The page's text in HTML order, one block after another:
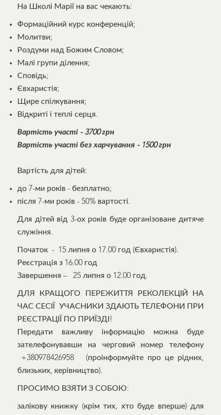
На Школі Марії на вас чекають:
Формаційний курс конференцій;
Молитви;
Роздуми над Божим Словом;
Малі групи ділення;
Сповідь;
Євхаристія;
Щире спілкування;
Відкриті і теплі серця.
Вартість участі -3700 грн
Вартість участі без харчування - 1500 грн
Вартість для дітей:
до 7-ми років - безплатно;
після 7-ми років - 50% вартості.
Для дітей від 3-ох років буде організоване дитяче
служіння.
Початок - 15 липня о 17.00 год (Євхаристія).
Реєстрація з 16.00 год
Завершення – 25 липня о 12.00 год.
ДЛЯ КРАЩОГО ПЕРЕЖИТТЯ РЕКОЛЕКЦІЙ НА
ЧАС СЕСІЇ УЧАСНИКИ ЗДАЮТЬ ТЕЛЕФОНИ ПРИ
РЕЄСТРАЦІЇ ПО ПРИЇЗДІ!
Передати важливу інформацію можна буде
зателефонувавши на черговий номер телефону
+380978426958 (проінформуйте про це рідних,
близьких, керівництво).
ПРОСИМО ВЗЯТИ З СОБОЮ:
залікову книжку (крім тих, хто буде вперше) для